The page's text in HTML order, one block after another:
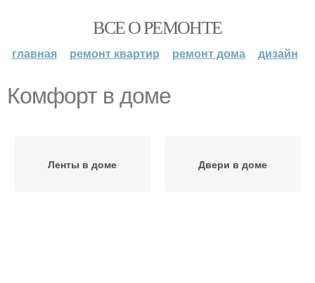
ВСЕ О РЕМОНТЕ
главная ремонт квартир ремонт дома дизайн
Комфорт в доме
Ленты в доме Двери в доме